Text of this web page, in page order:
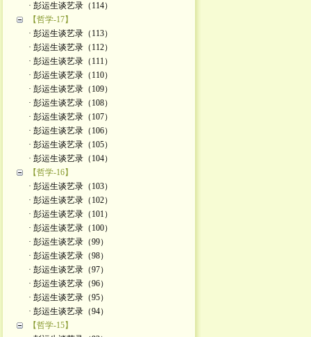
· 彭运生谈艺录（114）
【哲学-17】
· 彭运生谈艺录（113）
· 彭运生谈艺录（112）
· 彭运生谈艺录（111）
· 彭运生谈艺录（110）
· 彭运生谈艺录（109）
· 彭运生谈艺录（108）
· 彭运生谈艺录（107）
· 彭运生谈艺录（106）
· 彭运生谈艺录（105）
· 彭运生谈艺录（104）
【哲学-16】
· 彭运生谈艺录（103）
· 彭运生谈艺录（102）
· 彭运生谈艺录（101）
· 彭运生谈艺录（100）
· 彭运生谈艺录（99）
· 彭运生谈艺录（98）
· 彭运生谈艺录（97）
· 彭运生谈艺录（96）
· 彭运生谈艺录（95）
· 彭运生谈艺录（94）
【哲学-15】